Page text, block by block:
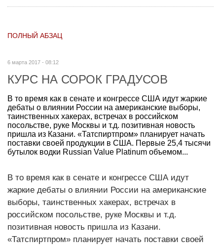
ПОЛНЫЙ АБЗАЦ
6 марта 2017 - 08:12
КУРС НА СОРОК ГРАДУСОВ
В то время как в сенате и конгрессе США идут жаркие
дебаты о влиянии России на американские выборы,
таинственных хакерах, встречах в российском
посольстве, руке Москвы и т.д. позитивная новость
пришла из Казани. «Татспиртпром» планирует начать
поставки своей продукции в США. Первые 25,4 тысячи
бутылок водки Russian Value Platinum объемом...
В то время как в сенате и конгрессе США идут
жаркие дебаты о влиянии России на американские
выборы, таинственных хакерах, встречах в
российском посольстве, руке Москвы и т.д.
позитивная новость пришла из Казани.
«Татспиртпром» планирует начать поставки своей